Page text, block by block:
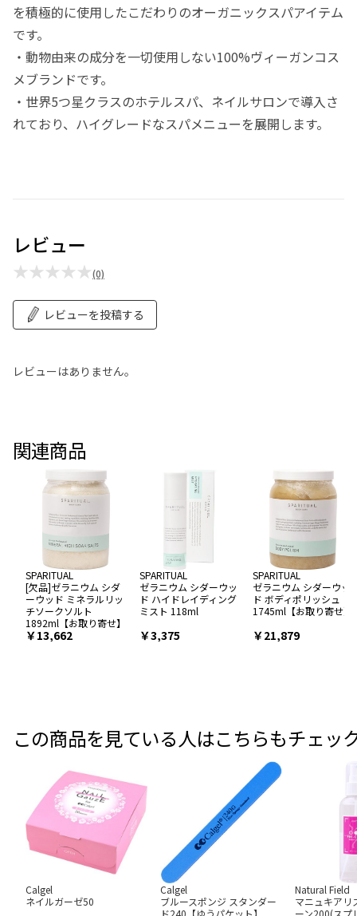
を積極的に使用したこだわりのオーガニックスパアイテム
です。
・動物由来の成分を一切使用しない100%ヴィーガンコス
メブランドです。
・世界5つ星クラスのホテルスパ、ネイルサロンで導入さ
れており、ハイグレードなスパメニューを展開します。
レビュー
★★★★★(0)
レビューを投稿する
レビューはありません。
関連商品
SPARITUAL
[欠品]ゼラニウム シダ
ーウッド ミネラルリッ
チソークソルト
1892ml【お取り寄せ】
￥13,662
SPARITUAL
ゼラニウム シダーウッ
ド ハイドレイディング
ミスト 118ml
￥3,375
SPARITUAL
ゼラニウム シダーウッ
ド ボディポリッシュ
1745ml【お取り寄せ】
￥21,879
この商品を見ている人はこちらもチェッ
Calgel
ネイルガーゼ50
Calgel
ブルースポンジ スタンダー
Natural Field
マニュキアリ